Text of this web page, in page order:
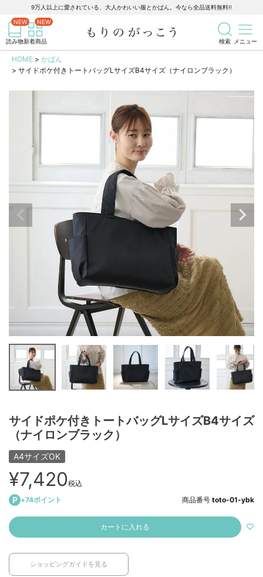
9万人以上に愛されている、大人かわいい服とかばん。今なら全品送料無料!!
読み物新着商品 検索 メニュー
商品を検索 記事を検索
HOME
かばん
サイドポケ付きトートバッグLサイズB4サイズ（ナイロンブラック）
サイドポケ付きトートバッグLサイズB4サイズ
（ナイロンブラック）
A4サイズOK
¥7,420税込
+74ポイント 商品番号 toto-01-ybk
カートに入れる
ショッピングガイドを見る